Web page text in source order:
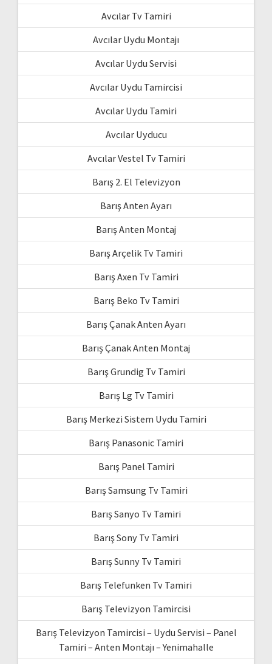
Avcılar Tv Tamiri
Avcılar Uydu Montajı
Avcılar Uydu Servisi
Avcılar Uydu Tamircisi
Avcılar Uydu Tamiri
Avcılar Uyducu
Avcılar Vestel Tv Tamiri
Barış 2. El Televizyon
Barış Anten Ayarı
Barış Anten Montaj
Barış Arçelik Tv Tamiri
Barış Axen Tv Tamiri
Barış Beko Tv Tamiri
Barış Çanak Anten Ayarı
Barış Çanak Anten Montaj
Barış Grundig Tv Tamiri
Barış Lg Tv Tamiri
Barış Merkezi Sistem Uydu Tamiri
Barış Panasonic Tamiri
Barış Panel Tamiri
Barış Samsung Tv Tamiri
Barış Sanyo Tv Tamiri
Barış Sony Tv Tamiri
Barış Sunny Tv Tamiri
Barış Telefunken Tv Tamiri
Barış Televizyon Tamircisi
Barış Televizyon Tamircisi – Uydu Servisi – Panel
Tamiri – Anten Montajı – Yenimahalle